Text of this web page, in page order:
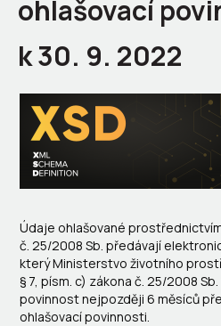
ohlašovací
k 30. 9. 2022
Údaje ohlašované
č. 25/2008 Sb. předávají
který Ministerstvo životního
§ 7, písm. c) zákona č. 25/2008
povinnost nejpozději 6 měsíců
ohlašovací povinnosti.